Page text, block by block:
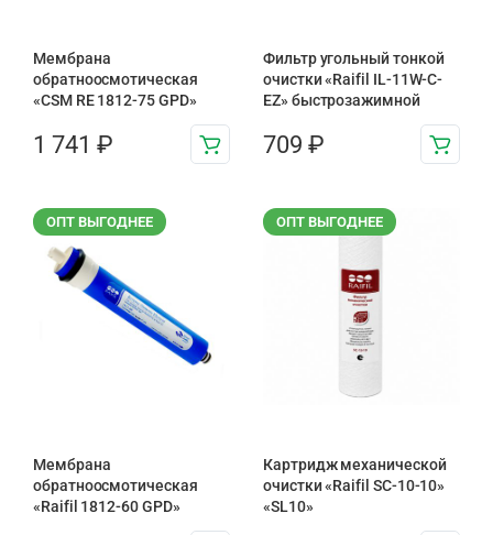
Мембрана
обратноосмотическая
«CSM RE 1812-75 GPD»
1 741 ₽
Фильтр угольный тонкой
очистки «Raifil IL-11W-C-
EZ» быстрозажимной
709 ₽
ОПТ ВЫГОДНЕЕ
Мембрана
обратноосмотическая
«Raifil 1812-60 GPD»
ОПТ ВЫГОДНЕЕ
Картридж механической
очистки «Raifil SC-10-10»
«SL10»